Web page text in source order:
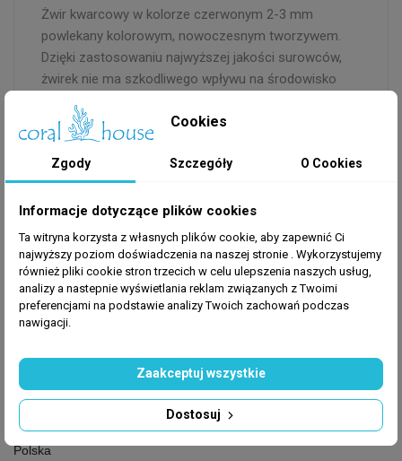
Żwir kwarcowy w kolorze czerwonym 2-3 mm
powlekany kolorowym, nowoczesnym tworzywem.
Dzięki zastosowaniu najwyższej jakości surowców,
żwirek nie ma szkodliwego wpływu na środowisko
każdym akwarium.
GPSR
Producent: Aquael
Producent
Aquael
16-400 Suwałki,
Polska
Cookies
Zgody Szczegóły O Cookies
Informacje dotyczące plików cookies
Ta witryna korzysta z własnych plików cookie, aby zapewnić Ci
najwyższy poziom doświadczenia na naszej stronie . Wykorzystujemy
również pliki cookie stron trzecich w celu ulepszenia naszych usług,
analizy a nastepnie wyświetlania reklam związanych z Twoimi
preferencjami na podstawie analizy Twoich zachowań podczas
nawigacji.
Dostosuj
Zaakceptuj wszystkie